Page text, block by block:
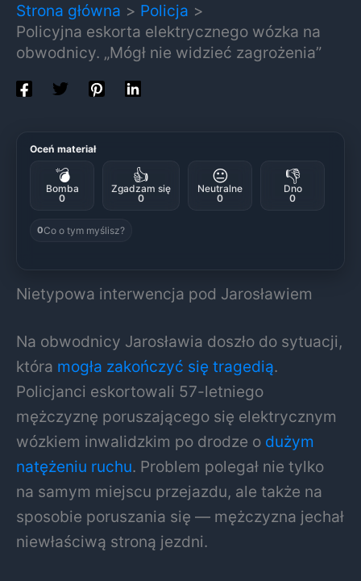
Strona główna
Policja
Policyjna eskorta elektrycznego wózka na
obwodnicy. „Mógł nie widzieć zagrożenia”
Oceń materiał
💣
Bomba
0
👍
Zgadzam się
0
😐
Neutralne
0
👎
Dno
0
0Co o tym myślisz?
Nietypowa interwencja pod Jarosławiem
Na obwodnicy Jarosławia doszło do sytuacji,
która mogła zakończyć się tragedią.
Policjanci eskortowali 57-letniego
mężczyznę poruszającego się elektrycznym
wózkiem inwalidzkim po drodze o dużym
natężeniu ruchu. Problem polegał nie tylko
na samym miejscu przejazdu, ale także na
sposobie poruszania się — mężczyzna jechał
niewłaściwą stroną jezdni.